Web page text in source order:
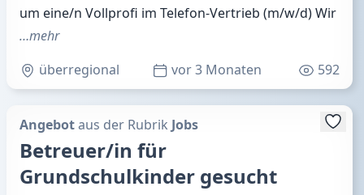
um eine/n Vollprofi im Telefon-Vertrieb (m/w/d) Wir
…mehr
überregional
vor 3 Monaten 592
Angebotaus der Rubrik Jobs
Betreuer/in für
Grundschulkinder gesucht